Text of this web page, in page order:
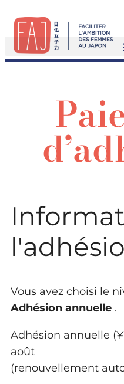
Vous avez choisi le
Adhésion annuelle .
Adhésion annuelle
août
(renouvellement